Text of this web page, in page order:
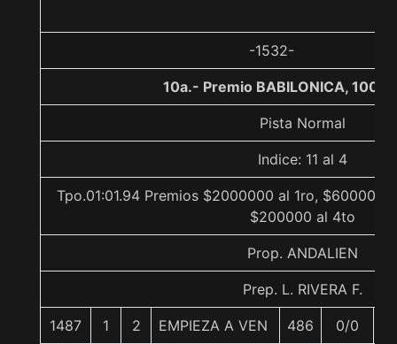
-1532-
10a.- Premio BABILONICA, 1000
Pista Normal
Indice: 11 al 4
Tpo.01:01.94 Premios $2000000 al 1ro, $600000
$200000 al 4to
Prop. ANDALIEN
Prep. L. RIVERA F.
1487 1 2 EMPIEZA A VEN 486 0/0